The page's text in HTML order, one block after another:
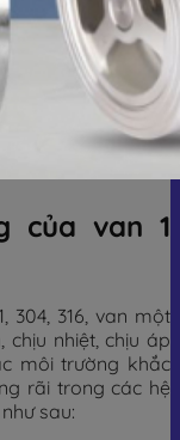
của van 1
304, 316, van một
nhiệt, chịu áp
môi trường khắc
rãi trong các hệ
sau: